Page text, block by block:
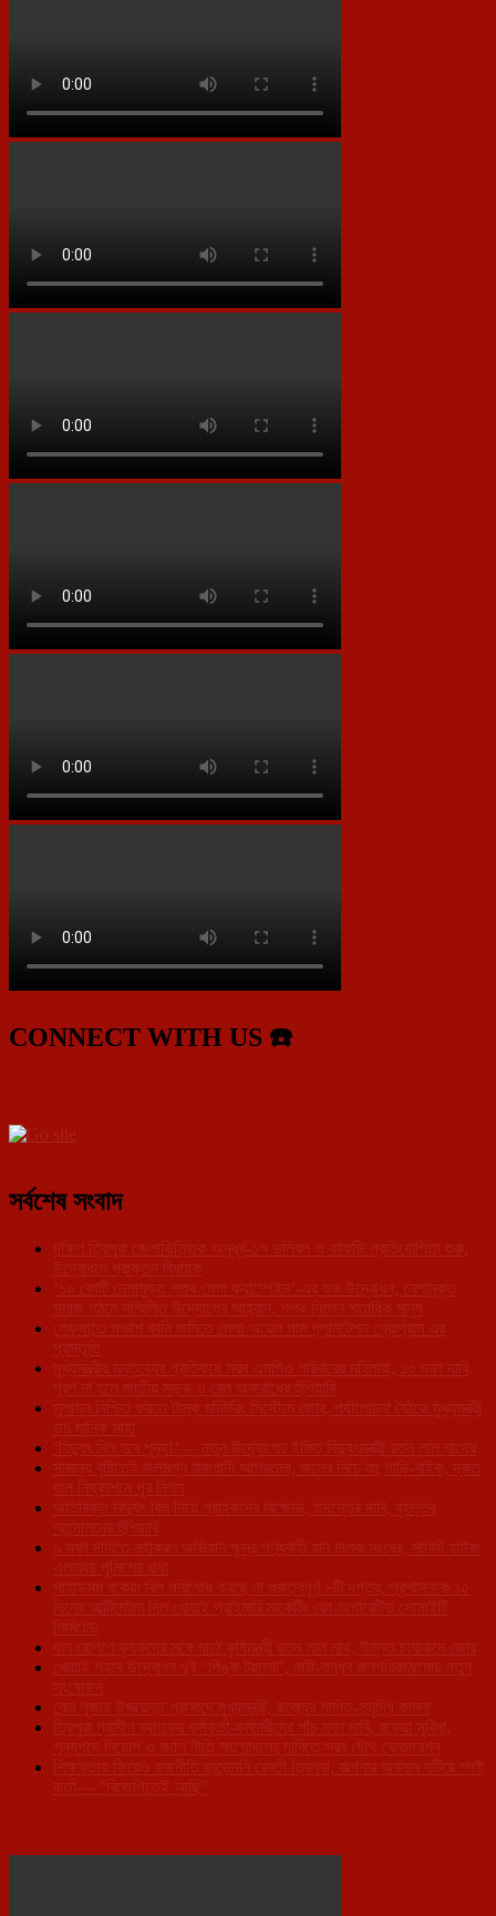
CONNECT WITH US ☎️
সর্বশেষ সংবাদ
দক্ষিণ ত্রিপুরা জেলাভিত্তিক অনূর্ধ্ব-১৭ ভলিবল ও কাবাডি প্রতিযোগিতা শুরু,
উদ্বোধনে প্রাক্তন বিধায়ক
‘১০ কোটি নেশামুক্ত শপথ মেগা ক্যাম্পেইন’-এর শুভ উদ্বোধন, নেশামুক্ত
সমাজ গঠনে সম্মিলিত উদ্যোগের আহ্বান, শপথ নিলেন শতাধিক মানুষ
লেফুঙ্গাতে পঞ্চাশ কানি জমিতে মেগা অয়েল পাম প্লানটেশন প্রোগ্রাম এর
প্রস্তুতি
মুখ্যমন্ত্রীর মন্তব্যের প্রতিবাদে সরব এসপিও পরিবারের মহিলারা, ১০ দফা দাবি
পূরণ না হলে জাতীয় সড়ক ও রেল অবরোধের হুঁশিয়ারি
সুশাসন নিশ্চিত করতে টাস্ক মনিটরিং সিস্টেমে জোর, পর্যালোচনা বৈঠকে মুখ্যমন্ত্রী
ডাঃ মানিক সাহা
‘বিদ্যুৎ বিল হবে শূন্য!’— নতুন উদ্যোগের ইঙ্গিত বিদ্যুৎমন্ত্রী রতন লাল নাথের
সামান্য বৃষ্টিতেই জলমগ্ন রাজধানী আগরতলা, জলের নিচে বহু গাড়ি-বাইক, দ্রুত
জল নিষ্কাশনে পুর নিগম
অতিরিক্ত বিদ্যুৎ বিল নিয়ে গ্রাহকদের বিক্ষোভ, তদন্তের দাবি, বৃহত্তর
আন্দোলনের হুঁশিয়ারি
৯ দফা দাবিতে মহাকরণ অভিযান ক্ষুদ্র পণ্যবাহী যান চালক সংঘের, সার্কিট হাউজ
এলাকায় পুলিশের বাধা
পাহাড়সম বকেয়া বিল পরিশোধ করছে না গুরুত্বপূর্ণ ৬টি দপ্তর, প্রশাসনকে ১৫
দিনের আল্টিমেটাম দিল খোয়াই প্রাইমারি মার্কেটিং কো-অপারেটিভ সোসাইটি
লিমিটেড
ধান রোপণে কৃষকদের সঙ্গে মাঠে কৃষিমন্ত্রী রতন লাল নাথ, উন্নত চাষাবাদে জোর
খোয়াই শহরে উদ্বোধন দুই ‘পিঙ্ক টয়লেট’, নারী-বান্ধব জনপরিকাঠামোয় নতুন
সংযোজন
কের পূজায় উজ্জয়ন্ত প্রাসাদে মুখ্যমন্ত্রী, রাজ্যের শান্তি-সমৃদ্ধি কামনা
ত্রিপুরা গ্রামীণ ব্যাংকের কর্মকর্তা-কর্মচারীদের পাঁচ দফা দাবি, বকেয়া সুবিধা,
শূন্যপদে নিয়োগ ও বদলি নীতি সংশোধনের দাবিতে সরব যৌথ ফেডারেশন
শিক্ষকতায় ফিরেও রাজনীতি ছাড়েননি রেবতী ত্রিপুরা, জল্পনার অবসান ঘটিয়ে স্পষ্ট
বার্তা— “বিজেপিতেই আছি”